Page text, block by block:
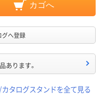
カゴへ
グへ登録
あります。
タログスタンドを全て見る